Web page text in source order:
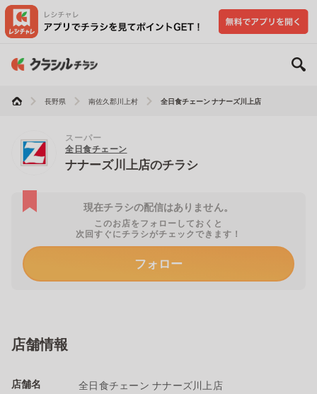
長野県 南佐久郡川上村 全日食チェーン ナナーズ川上店
スーパー
全日食チェーン
ナナーズ川上店のチラシ
現在チラシの配信はありません。
このお店をフォローしておくと
次回すぐにチラシがチェックできます！
フォロー
店舗情報
店舗名 全日食チェーン ナナーズ川上店